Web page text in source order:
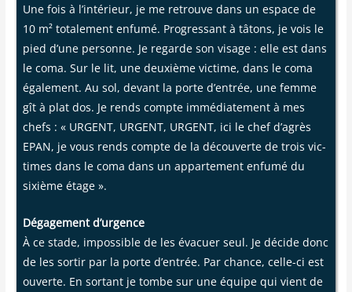
Une fois à l’intérieur, je me retrouve dans un espace de
10 m² tota­le­ment enfu­mé. Pro­gres­sant à tâtons, je vois le
pied d’une per­sonne. Je regarde son visage : elle est dans
le coma. Sur le lit, une deuxième vic­time, dans le coma
éga­le­ment. Au sol, devant la porte d’entrée, une femme
gît à plat dos. Je rends compte immé­dia­te­ment à mes
chefs : « URGENT, URGENT, URGENT, ici le chef d’agrès
EPAN, je vous rends compte de la décou­verte de trois vic­
times dans le coma dans un appar­te­ment enfu­mé du
sixième étage ».
Déga­ge­ment d’urgence
À ce stade, impos­sible de les éva­cuer seul. Je décide donc
de les sor­tir par la porte d’entrée. Par chance, celle-ci est
ouverte. En sor­tant je tombe sur une équipe qui vient de